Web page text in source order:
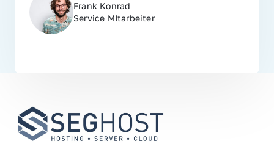
Frank Konrad
Service MItarbeiter